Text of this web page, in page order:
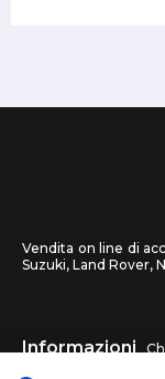
Vendita on line di
Suzuki, Land Rover,
Informazioni